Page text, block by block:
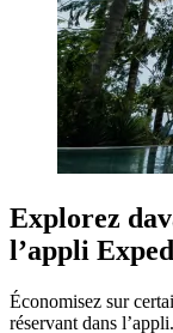
Explorez
l’appli
Économisez sur
réservant dans